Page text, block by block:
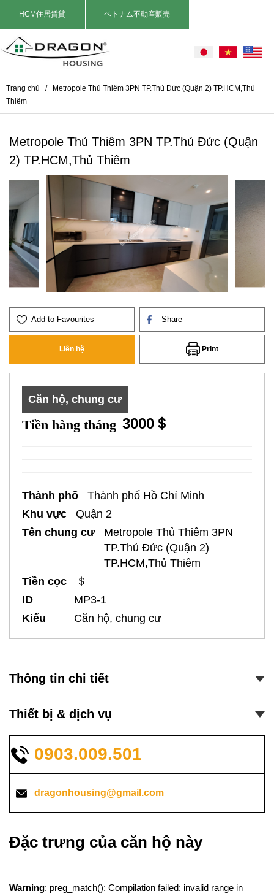
HCM住居賃貸 ベトナム不動産販売
Trang chủ /
Metropole Thủ Thiêm 3PN TP.Thủ Đức (Quận 2) TP.HCM,Thủ
Thiêm
Metropole Thủ Thiêm 3PN TP.Thủ Đức (Quận
2) TP.HCM,Thủ Thiêm
Add to Favourites Share
Liên hệ Print
Căn hộ, chung cư
Tiền hàng tháng 3000＄
Thành phố
Thành phố Hồ Chí Minh
Khu vực
Quận 2
Tên chung cư
Metropole Thủ Thiêm 3PN
TP.Thủ Đức (Quận 2)
TP.HCM,Thủ Thiêm
Tiền cọc
＄
ID
MP3-1
Kiểu
Căn hộ, chung cư
Thông tin chi tiết
Thiết bị & dịch vụ
0903.009.501
dragonhousing@gmail.com
Đặc trưng của căn hộ này
Warning: preg_match(): Compilation failed: invalid range in